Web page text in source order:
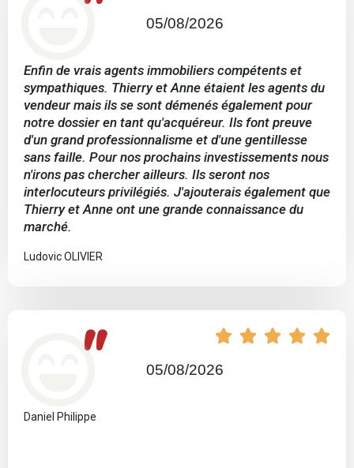
05/08/2026
Enfin de vrais agents immobiliers compétents et
sympathiques. Thierry et Anne étaient les agents du
vendeur mais ils se sont démenés également pour
notre dossier en tant qu'acquéreur. Ils font preuve
d'un grand professionnalisme et d'une gentillesse
sans faille. Pour nos prochains investissements nous
n'irons pas chercher ailleurs. Ils seront nos
interlocuteurs privilégiés. J'ajouterais également que
Thierry et Anne ont une grande connaissance du
marché.
Ludovic OLIVIER
    
" 05/08/2026
Daniel Philippe